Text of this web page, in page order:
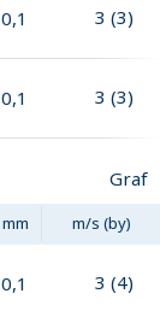
0,1 3 (3)
0,1 3 (3)
Graf
mm m/s (by)
0,1 3 (4)